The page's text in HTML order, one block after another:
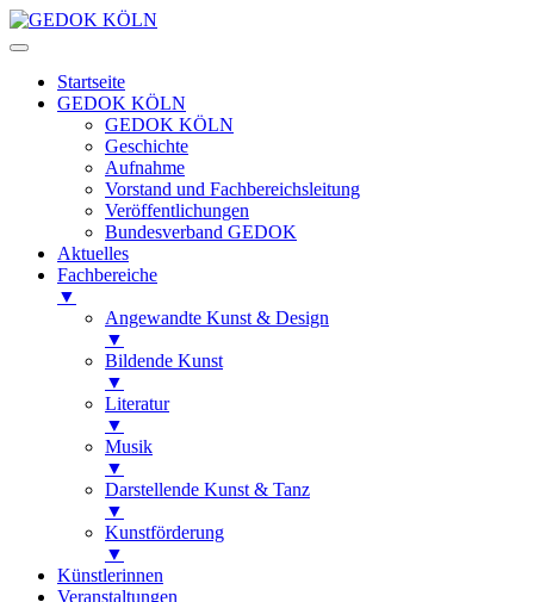
Startseite
GEDOK KÖLN
GEDOK KÖLN
Geschichte
Aufnahme
Vorstand und Fachbereichsleitung
Veröffentlichungen
Bundesverband GEDOK
Aktuelles
Fachbereiche
▼
Angewandte Kunst & Design
▼
Bildende Kunst
▼
Literatur
▼
Musik
▼
Darstellende Kunst & Tanz
▼
Kunstförderung
▼
Künstlerinnen
Veranstaltungen